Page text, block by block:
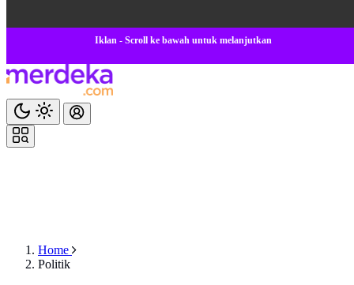
Iklan - Scroll ke bawah untuk melanjutkan
Home
Politik